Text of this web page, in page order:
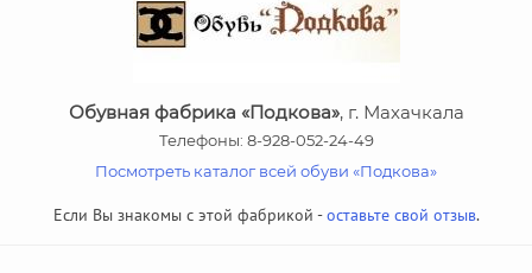
Обувная фабрика «Подкова», г. Махачкала
Телефоны: 8-928-052-24-49
Посмотреть каталог всей обуви «Подкова»
Если Вы знакомы с этой фабрикой -оставьте свой отзыв.